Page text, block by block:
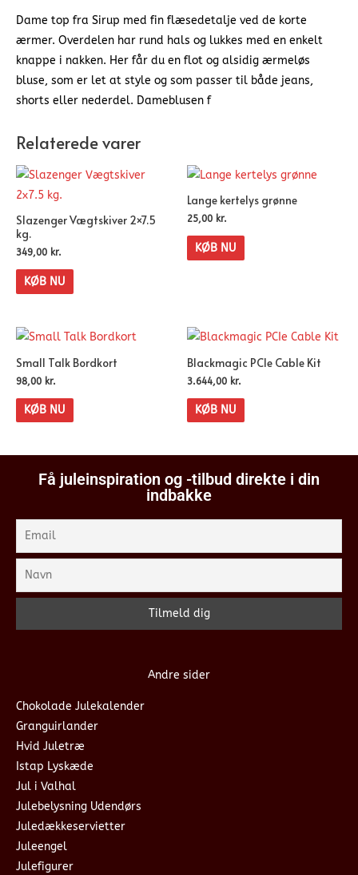
Dame top fra Sirup med fin flæsedetalje ved de korte
ærmer. Overdelen har rund hals og lukkes med en enkelt
knappe i nakken. Her får du en flot og alsidig ærmeløs
bluse, som er let at style og som passer til både jeans,
shorts eller nederdel. Dameblusen f
Relaterede varer
Slazenger Vægtskiver 2×7.5
kg.
349,00 kr.
KØB NU
Lange kertelys grønne
25,00 kr.
KØB NU
Small Talk Bordkort
98,00 kr.
KØB NU
Blackmagic PCIe Cable Kit
3.644,00 kr.
KØB NU
Få juleinspiration og -tilbud direkte i din
indbakke
Andre sider
Chokolade Julekalender
Granguirlander
Hvid Juletræ
Istap Lyskæde
Jul i Valhal
Julebelysning Udendørs
Juledækkeservietter
Juleengel
Julefigurer